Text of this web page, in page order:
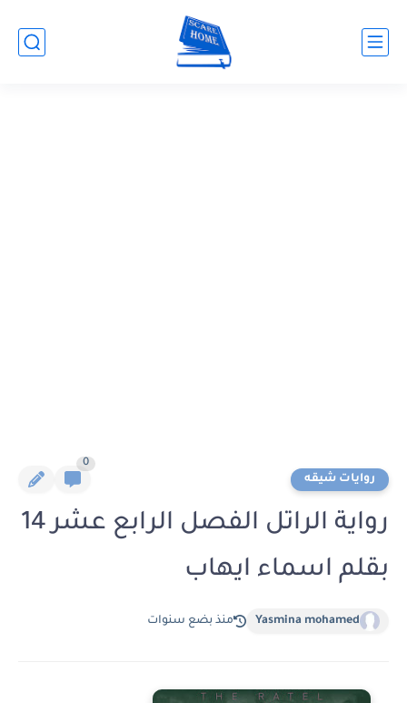
روايات شيقه
0
رواية الراتل الفصل الرابع عشر 14
بقلم اسماء ايهاب
Yasmina mohamed منذ بضع سنوات